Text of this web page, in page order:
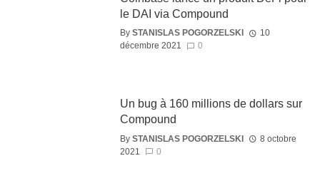
le DAI via Compound
By STANISLAS POGORZELSKI
10
décembre 2021
0
Un bug à 160 millions de dollars sur
Compound
By STANISLAS POGORZELSKI
8 octobre
2021
0